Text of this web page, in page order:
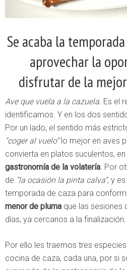
Se acaba la
aprovechar la
disfrutar de la
Ave que vuela a la cazuela. Es el
identificamos. Y en los dos
Por un lado, el sentido más
“coger al vuelo”lo mejor en aves
convierta en platos suculentos,
gastronomía de la volatería. Por
de “la ocasión la pinta calva”, y
temporada de caza para
menor de pluma que las sesiones
días, ya cercanos a la finalización.
Por ello les traemos tres
cocina de caza, cada una, por si